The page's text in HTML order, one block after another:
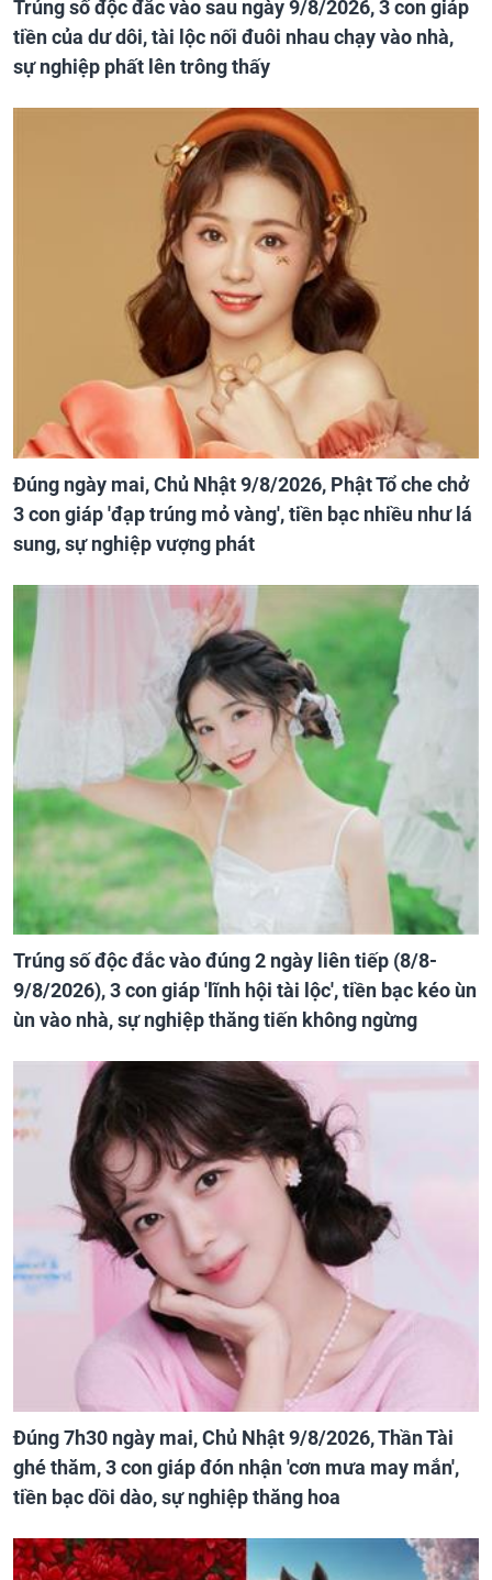
Trúng số độc đắc vào sau ngày 9/8/2026, 3 con giáp
tiền của dư dôi, tài lộc nối đuôi nhau chạy vào nhà,
sự nghiệp phất lên trông thấy
Đúng ngày mai, Chủ Nhật 9/8/2026, Phật Tổ che chở
3 con giáp 'đạp trúng mỏ vàng', tiền bạc nhiều như lá
sung, sự nghiệp vượng phát
Trúng số độc đắc vào đúng 2 ngày liên tiếp (8/8-
9/8/2026), 3 con giáp 'lĩnh hội tài lộc', tiền bạc kéo ùn
ùn vào nhà, sự nghiệp thăng tiến không ngừng
Đúng 7h30 ngày mai, Chủ Nhật 9/8/2026, Thần Tài
ghé thăm, 3 con giáp đón nhận 'cơn mưa may mắn',
tiền bạc dồi dào, sự nghiệp thăng hoa